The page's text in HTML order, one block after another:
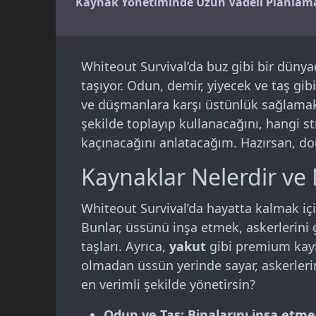
Whiteout Survival’da buz gibi bir
taşıyor. Odun, demir, yiyecek ve taş
ve düşmanlara karşı üstünlük
şekilde toplayıp kullanacağını, hangi
kaçınacağını anlatacağım. Hazırsan,
Kaynaklar Nelerdir
Whiteout Survival’da hayatta kalmak
Bunlar, üssünü inşa etmek,
taşları. Ayrıca,yakut gibi premium
olmadan üssün yerinde sayar,
en verimli şekilde yönetirsin?